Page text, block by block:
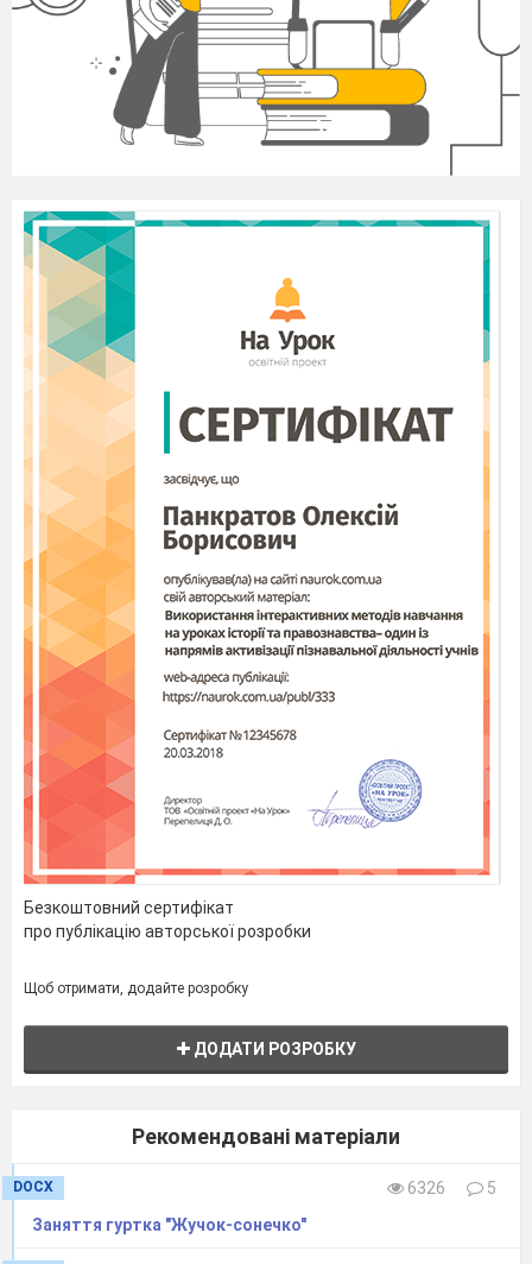
3. Перегляд і обговорення роботи
Їде весело автобус,
Справ багато в нього є:
До лікарні, цирку, школи
Пасажирів він везе.
Їде він сьогодні в гості,
А ведмедики – у парк.
Веселились ведмежата
Та дивились у вікно,
А ось поросятко з татом
Нагулялися давно.
Свій маршрут автобус знає,
Рано – вранці вже не спить.
Він усім допомагає
Та бажає: „Хай щастить!”
Безкоштовний сертифікат
про публікацію авторської розробки
Щоб отримати, додайте розробку
ДОДАТИ РОЗРОБКУ
Рекомендовані матеріали
DOCX 6326
5
Заняття гуртка "Жучок-сонечко"